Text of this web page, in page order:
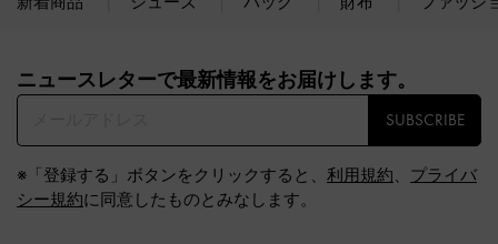
ニュースレターで最新情報をお届けします。​
SUBSCRIBE
※「登録する」ボタンをクリックすると、 利用規約、 プライバ
シー規約に同意したものとみなします。